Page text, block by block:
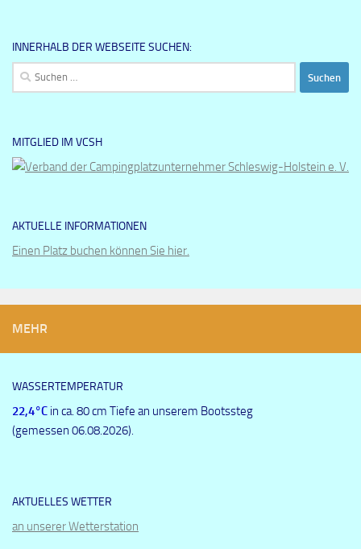
INNERHALB DER WEBSEITE SUCHEN:
Suchen
nach:
MITGLIED IM VCSH
AKTUELLE INFORMATIONEN
Einen Platz buchen können Sie hier.
MEHR
WASSERTEMPERATUR
22,4°C in ca. 80 cm Tiefe an unserem Bootssteg
(gemessen 06.08.2026).
AKTUELLES WETTER
an unserer Wetterstation